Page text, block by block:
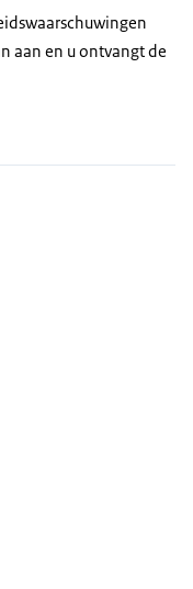
aan en u ontvangt de